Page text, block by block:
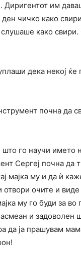
им
чичко како
како свири.
дека некој ќе
почна да
го научи името
Сергеј почна да
мајка му и да ѝ
отвори очите и виде
му го буди за во
и задоволен
да ја прашувам